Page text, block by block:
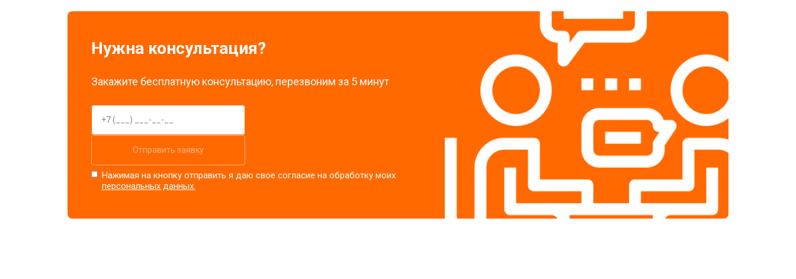
Нужна консультация?
Закажите бесплатную консультацию, перезвоним за 5 минут
Отправить заявку
Нажимая на кнопку отправить я даю свое согласие на обработку моих
персональных данных.